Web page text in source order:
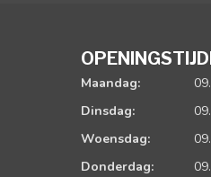
Maandag:
Dinsdag:
Woensdag:
Donderdag: